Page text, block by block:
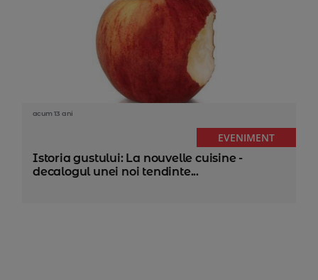
acum 13 ani
EVENIMENT
Istoria gustului: La nouvelle cuisine -
decalogul unei noi tendinte...